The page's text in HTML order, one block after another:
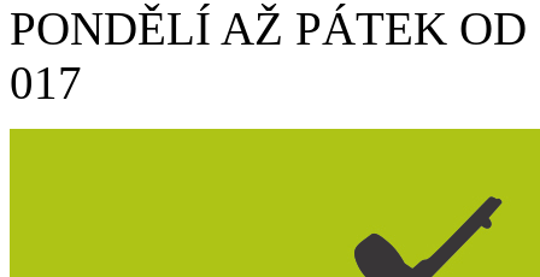
PONDĚLÍ AŽ PÁTEK OD
017